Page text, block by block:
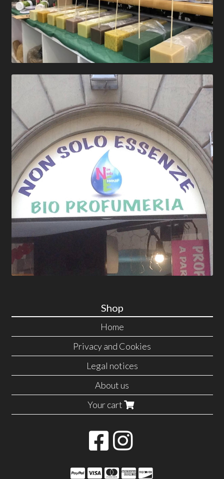
Shop
Home
Privacy and Cookies
Legal notices
About us
Your cart